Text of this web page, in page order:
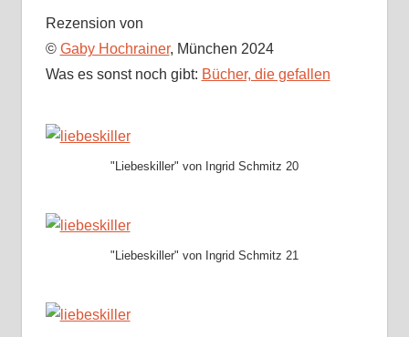
Rezension von
© Gaby Hochrainer, München 2024
Was es sonst noch gibt: Bücher, die gefallen
"Liebeskiller" von Ingrid Schmitz 20
"Liebeskiller" von Ingrid Schmitz 21